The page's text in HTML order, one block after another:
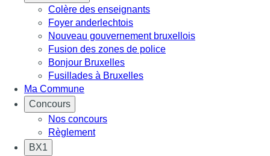
Colère des enseignants
Foyer anderlechtois
Nouveau gouvernement bruxellois
Fusion des zones de police
Bonjour Bruxelles
Fusillades à Bruxelles
Ma Commune
Concours
Nos concours
Règlement
BX1